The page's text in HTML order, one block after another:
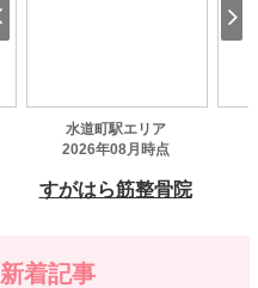
新着記事